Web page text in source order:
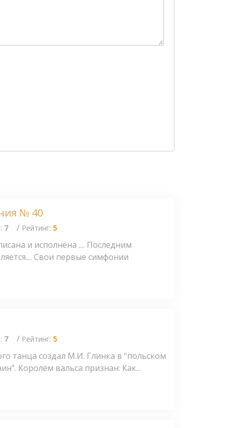
№ 40
7 / Рейтинг: 5
и исполнена .... Последним
Свои первые симфонии
7 / Рейтинг: 5
танца создал М.И. Глинка в "польском
Королём вальса признан: Как...